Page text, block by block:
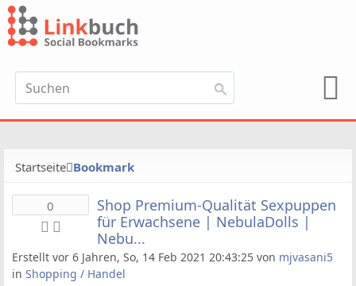
Startseite Bookmark
0
Shop Premium-Qualität Sexpuppen
für Erwachsene | NebulaDolls |
Nebu...
Erstellt vor 6 Jahren, So, 14 Feb 2021 20:43:25 von mjvasani5
in Shopping / Handel